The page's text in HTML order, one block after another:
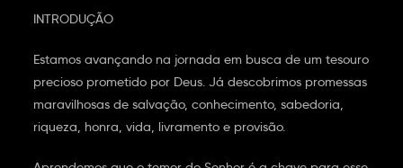
INTRODUÇÃO
Estamos avançando na jornada em busca de um tesouro
precioso prometido por Deus. Já descobrimos promessas
maravilhosas de salvação, conhecimento, sabedoria,
riqueza, honra, vida, livramento e provisão.